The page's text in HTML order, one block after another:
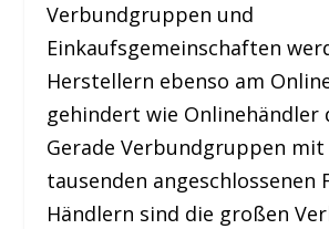
Verbundgruppen und
Einkaufsgemeinschaften
Herstellern ebenso am
gehindert wie Onlinehändler
Gerade Verbundgruppen
tausenden angeschlossenen
Händlern sind die großen